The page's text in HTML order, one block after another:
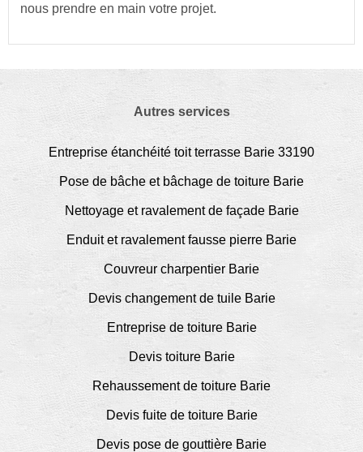
nous prendre en main votre projet.
Autres services
Entreprise étanchéité toit terrasse Barie 33190
Pose de bâche et bâchage de toiture Barie
Nettoyage et ravalement de façade Barie
Enduit et ravalement fausse pierre Barie
Couvreur charpentier Barie
Devis changement de tuile Barie
Entreprise de toiture Barie
Devis toiture Barie
Rehaussement de toiture Barie
Devis fuite de toiture Barie
Devis pose de gouttière Barie